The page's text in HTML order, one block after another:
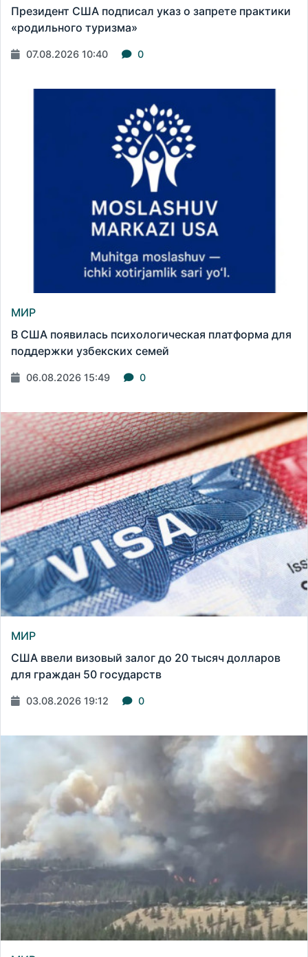
Президент США подписал указ о запрете практики
«родильного туризма»
07.08.2026 10:40 0
МИР
В США появилась психологическая платформа для
поддержки узбекских семей
06.08.2026 15:49 0
МИР
США ввели визовый залог до 20 тысяч долларов
для граждан 50 государств
03.08.2026 19:12 0